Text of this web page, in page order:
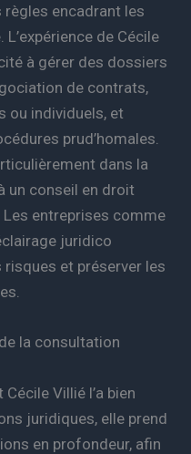
encadrant les
de Cécile
à gérer des dossiers
de contrats,
individuels, et
prud’homales.
dans la
un conseil en droit
entreprises comme
juridico
et préserver les
la consultation
Villié l’a bien
juridiques, elle prend
en profondeur, afin